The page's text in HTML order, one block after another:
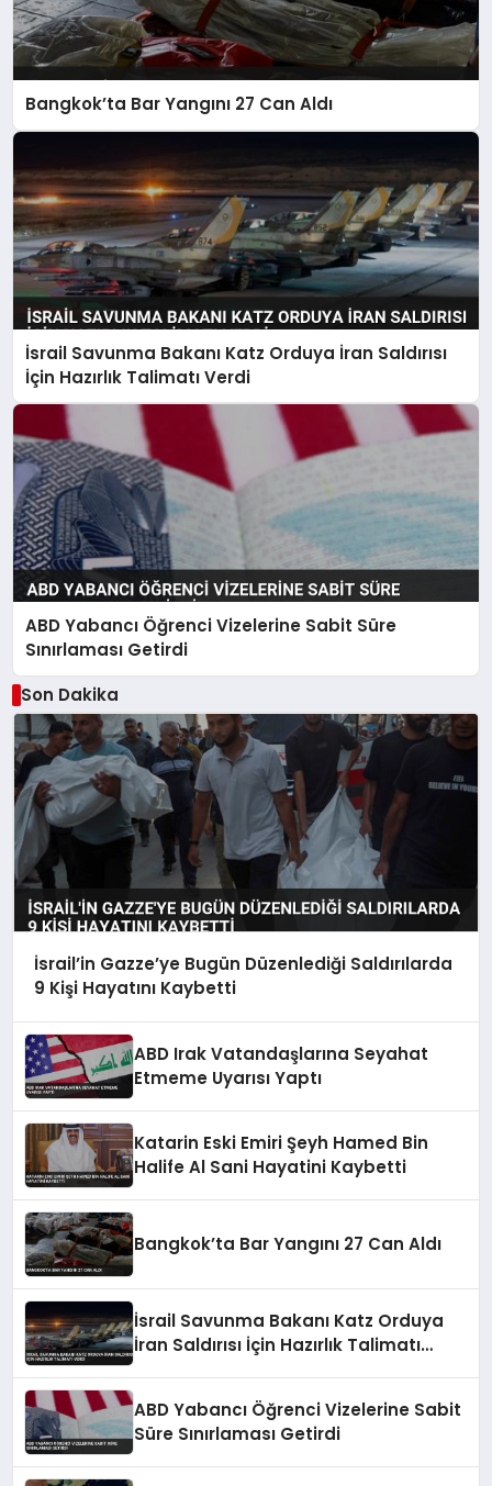
Bangkok’ta Bar Yangını 27 Can Aldı
İsrail Savunma Bakanı Katz Orduya İran Saldırısı
İçin Hazırlık Talimatı Verdi
ABD Yabancı Öğrenci Vizelerine Sabit Süre
Sınırlaması Getirdi
Son Dakika
İsrail’in Gazze’ye Bugün Düzenlediği Saldırılarda
9 Kişi Hayatını Kaybetti
ABD Irak Vatandaşlarına Seyahat
Etmeme Uyarısı Yaptı
Katarin Eski Emiri Şeyh Hamed Bin
Halife Al Sani Hayatini Kaybetti
Bangkok’ta Bar Yangını 27 Can Aldı
İsrail Savunma Bakanı Katz Orduya
İran Saldırısı İçin Hazırlık Talimatı
ABD Yabancı Öğrenci Vizelerine Sabit
Süre Sınırlaması Getirdi